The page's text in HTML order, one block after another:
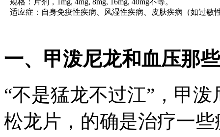
适应症：自身免疫性疾病、风湿性疾病、皮肤疾病（如过敏
一、甲泼尼龙和血压那
“不是猛龙不过江”，甲
松龙片，的确是治疗一